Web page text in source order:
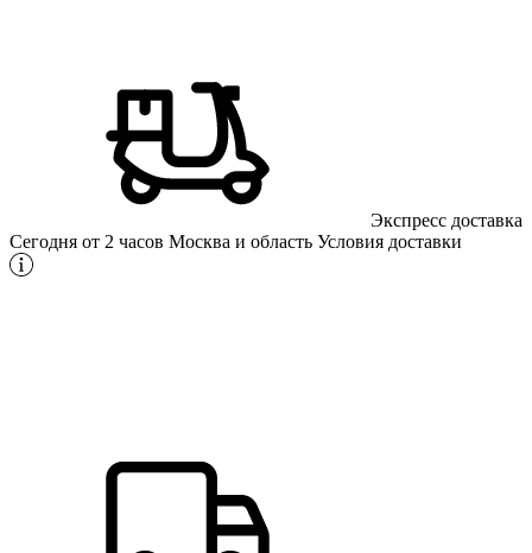
Экспресс доставка
Сегодня от 2 часов Москва и область Условия доставки